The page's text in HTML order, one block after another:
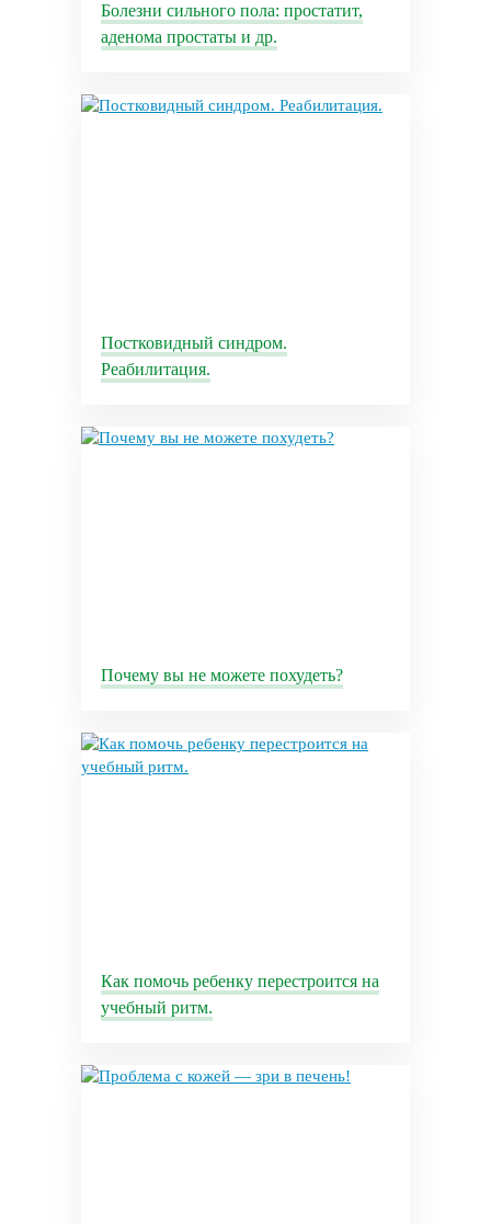
Болезни сильного пола: простатит,
аденома простаты и др.
Постковидный синдром.
Реабилитация.
Почему вы не можете похудеть?
Как помочь ребенку перестроится на
учебный ритм.